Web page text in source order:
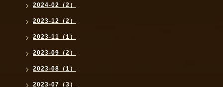
2024-02（2）
2023-12（2）
2023-11（1）
2023-09（2）
2023-08（1）
2023-07（3）